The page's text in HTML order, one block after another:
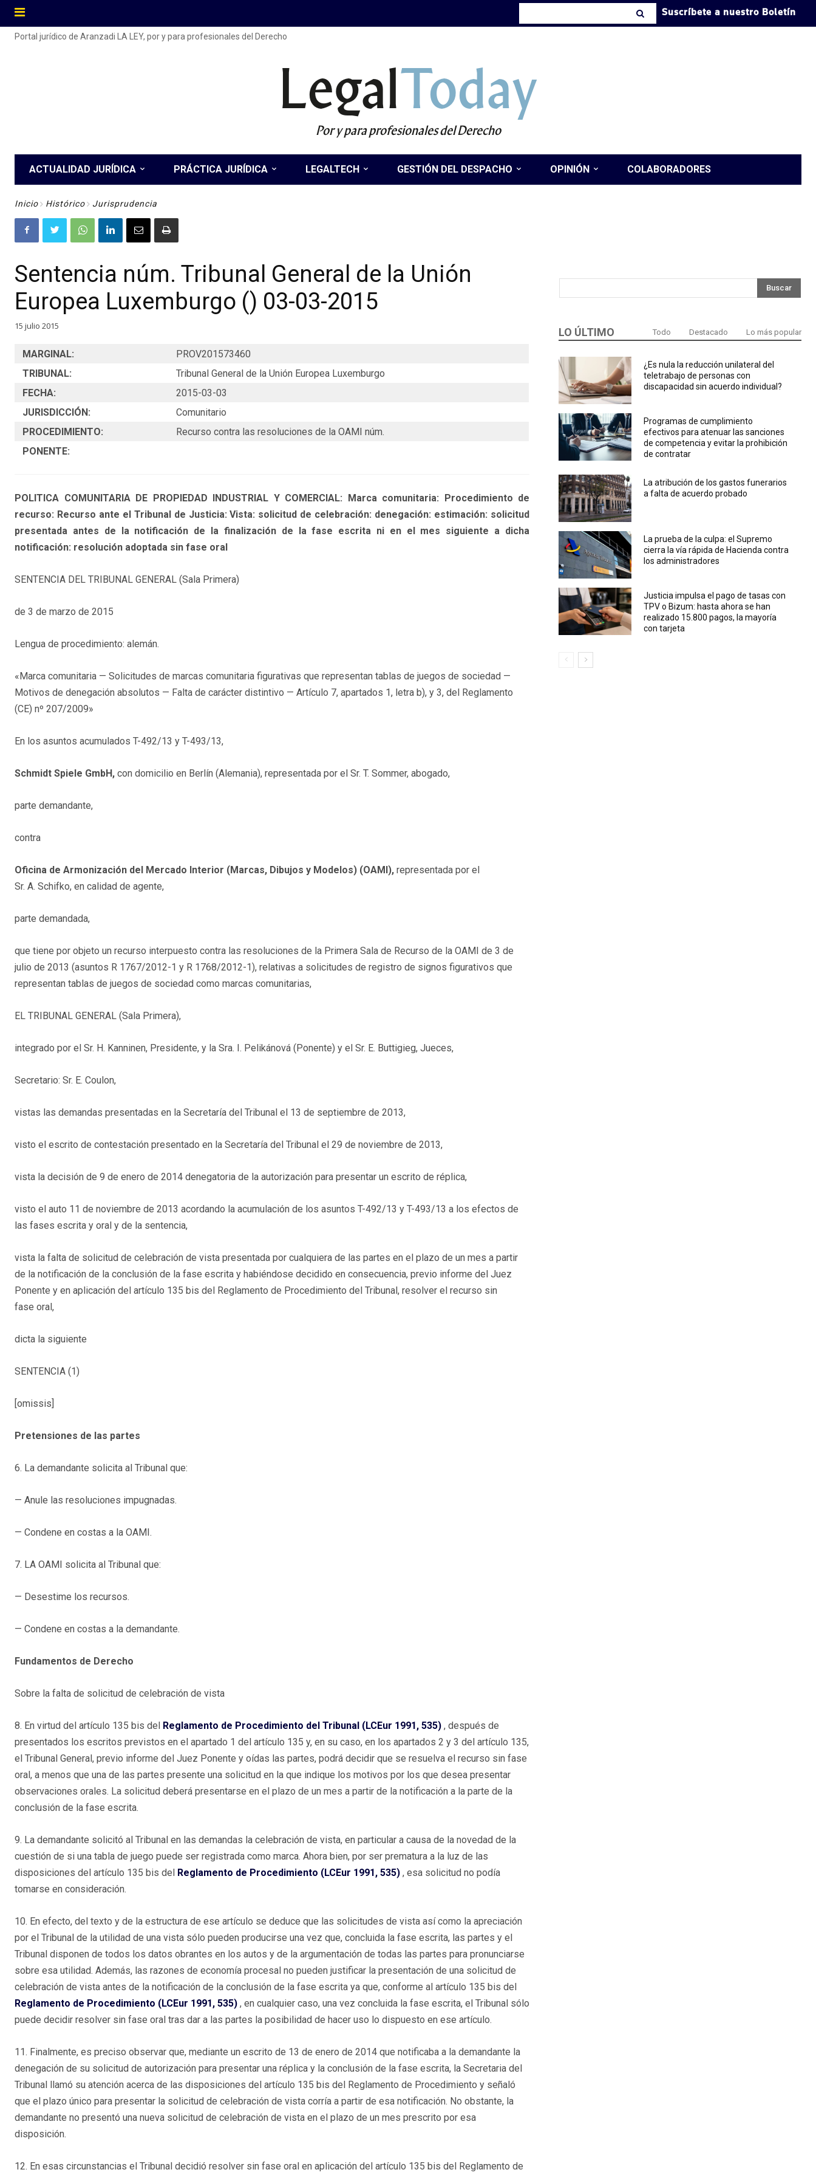
Suscríbete a nuestro Boletín
Portal jurídico de Aranzadi LA LEY, por y para profesionales del Derecho
LegalToday
Por y para profesionales del Derecho
ACTUALIDAD JURÍDICA PRÁCTICA JURÍDICA LEGALTECH GESTIÓN DEL DESPACHO OPINIÓN COLABORADORES
Inicio Histórico Jurisprudencia
Sentencia núm. Tribunal General de la Unión
Europea Luxemburgo () 03-03-2015
15 julio 2015
MARGINAL:
PROV201573460
TRIBUNAL:
Tribunal General de la Unión Europea Luxemburgo
FECHA:
2015-03-03
JURISDICCIÓN:
Comunitario
PROCEDIMIENTO:
Recurso contra las resoluciones de la OAMI núm.
PONENTE:
POLITICA COMUNITARIA DE PROPIEDAD INDUSTRIAL Y COMERCIAL: Marca comunitaria: Procedimiento de
recurso: Recurso ante el Tribunal de Justicia: Vista: solicitud de celebración: denegación: estimación: solicitud
presentada antes de la notificación de la finalización de la fase escrita ni en el mes siguiente a dicha
notificación: resolución adoptada sin fase oral
SENTENCIA DEL TRIBUNAL GENERAL (Sala Primera)
de 3 de marzo de 2015
Lengua de procedimiento: alemán.
«Marca comunitaria — Solicitudes de marcas comunitaria figurativas que representan tablas de juegos de sociedad —
Motivos de denegación absolutos — Falta de carácter distintivo — Artículo 7, apartados 1, letra b), y 3, del Reglamento
(CE) nº 207/2009»
En los asuntos acumulados T-492/13 y T-493/13,
Schmidt Spiele GmbH, con domicilio en Berlín (Alemania), representada por el Sr. T. Sommer, abogado,
parte demandante,
contra
Oficina de Armonización del Mercado Interior (Marcas, Dibujos y Modelos) (OAMI), representada por el
Sr. A. Schifko, en calidad de agente,
parte demandada,
que tiene por objeto un recurso interpuesto contra las resoluciones de la Primera Sala de Recurso de la OAMI de 3 de
julio de 2013 (asuntos R 1767/2012-1 y R 1768/2012-1), relativas a solicitudes de registro de signos figurativos que
representan tablas de juegos de sociedad como marcas comunitarias,
EL TRIBUNAL GENERAL (Sala Primera),
integrado por el Sr. H. Kanninen, Presidente, y la Sra. I. Pelikánová (Ponente) y el Sr. E. Buttigieg, Jueces,
Secretario: Sr. E. Coulon,
vistas las demandas presentadas en la Secretaría del Tribunal el 13 de septiembre de 2013,
visto el escrito de contestación presentado en la Secretaría del Tribunal el 29 de noviembre de 2013,
vista la decisión de 9 de enero de 2014 denegatoria de la autorización para presentar un escrito de réplica,
visto el auto 11 de noviembre de 2013 acordando la acumulación de los asuntos T-492/13 y T-493/13 a los efectos de
las fases escrita y oral y de la sentencia,
vista la falta de solicitud de celebración de vista presentada por cualquiera de las partes en el plazo de un mes a partir
de la notificación de la conclusión de la fase escrita y habiéndose decidido en consecuencia, previo informe del Juez
Ponente y en aplicación del artículo 135 bis del Reglamento de Procedimiento del Tribunal, resolver el recurso sin
fase oral,
dicta la siguiente
SENTENCIA (1)
[omissis]
Pretensiones de las partes
6. La demandante solicita al Tribunal que:
— Anule las resoluciones impugnadas.
— Condene en costas a la OAMI.
7. LA OAMI solicita al Tribunal que:
— Desestime los recursos.
— Condene en costas a la demandante.
Fundamentos de Derecho
Sobre la falta de solicitud de celebración de vista
8. En virtud del artículo 135 bis del Reglamento de Procedimiento del Tribunal (LCEur 1991, 535) , después de
presentados los escritos previstos en el apartado 1 del artículo 135 y, en su caso, en los apartados 2 y 3 del artículo 135,
el Tribunal General, previo informe del Juez Ponente y oídas las partes, podrá decidir que se resuelva el recurso sin fase
oral, a menos que una de las partes presente una solicitud en la que indique los motivos por los que desea presentar
observaciones orales. La solicitud deberá presentarse en el plazo de un mes a partir de la notificación a la parte de la
conclusión de la fase escrita.
9. La demandante solicitó al Tribunal en las demandas la celebración de vista, en particular a causa de la novedad de la
cuestión de si una tabla de juego puede ser registrada como marca. Ahora bien, por ser prematura a la luz de las
disposiciones del artículo 135 bis del
Reglamento de Procedimiento (LCEur 1991, 535) , esa solicitud no podía
tomarse en consideración.
10. En efecto, del texto y de la estructura de ese artículo se deduce que las solicitudes de vista así como la apreciación
por el Tribunal de la utilidad de una vista sólo pueden producirse una vez que, concluida la fase escrita, las partes y el
Tribunal disponen de todos los datos obrantes en los autos y de la argumentación de todas las partes para pronunciarse
sobre esa utilidad. Además, las razones de economía procesal no pueden justificar la presentación de una solicitud de
celebración de vista antes de la notificación de la conclusión de la fase escrita ya que, conforme al artículo 135 bis del
Reglamento de Procedimiento (LCEur 1991, 535) , en cualquier caso, una vez concluida la fase escrita, el Tribunal sólo
puede decidir resolver sin fase oral tras dar a las partes la posibilidad de hacer uso lo dispuesto en ese artículo.
11. Finalmente, es preciso observar que, mediante un escrito de 13 de enero de 2014 que notificaba a la demandante la
denegación de su solicitud de autorización para presentar una réplica y la conclusión de la fase escrita, la Secretaria del
Tribunal llamó su atención acerca de las disposiciones del artículo 135 bis del Reglamento de Procedimiento y señaló
que el plazo único para presentar la solicitud de celebración de vista corría a partir de esa notificación. No obstante, la
demandante no presentó una nueva solicitud de celebración de vista en el plazo de un mes prescrito por esa
disposición.
12. En esas circunstancias el Tribunal decidió resolver sin fase oral en aplicación del artículo 135 bis del Reglamento de
Buscar
LO ÚLTIMO Todo Destacado Lo más popular
¿Es nula la reducción unilateral del
teletrabajo de personas con
discapacidad sin acuerdo individual?
Programas de cumplimiento
efectivos para atenuar las sanciones
de competencia y evitar la prohibición
de contratar
La atribución de los gastos funerarios
a falta de acuerdo probado
La prueba de la culpa: el Supremo
cierra la vía rápida de Hacienda contra
los administradores
Justicia impulsa el pago de tasas con
TPV o Bizum: hasta ahora se han
realizado 15.800 pagos, la mayoría
con tarjeta